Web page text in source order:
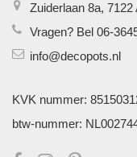
Zuiderlaan 8a, 7122
Vragen? Bel 06-
info@decopots.nl
KVK nummer:
btw-nummer: